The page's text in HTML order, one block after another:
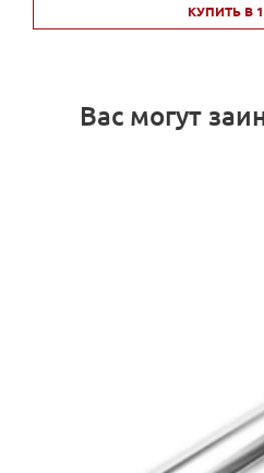
КУПИТЬ В
Вас могут